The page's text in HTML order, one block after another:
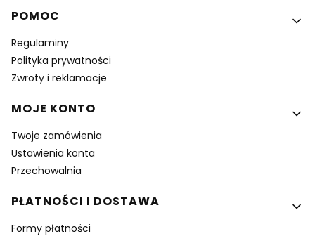
Linki w stopce
POMOC
Regulaminy
Polityka prywatności
Zwroty i reklamacje
MOJE KONTO
Twoje zamówienia
Ustawienia konta
Przechowalnia
PŁATNOŚCI I DOSTAWA
Formy płatności